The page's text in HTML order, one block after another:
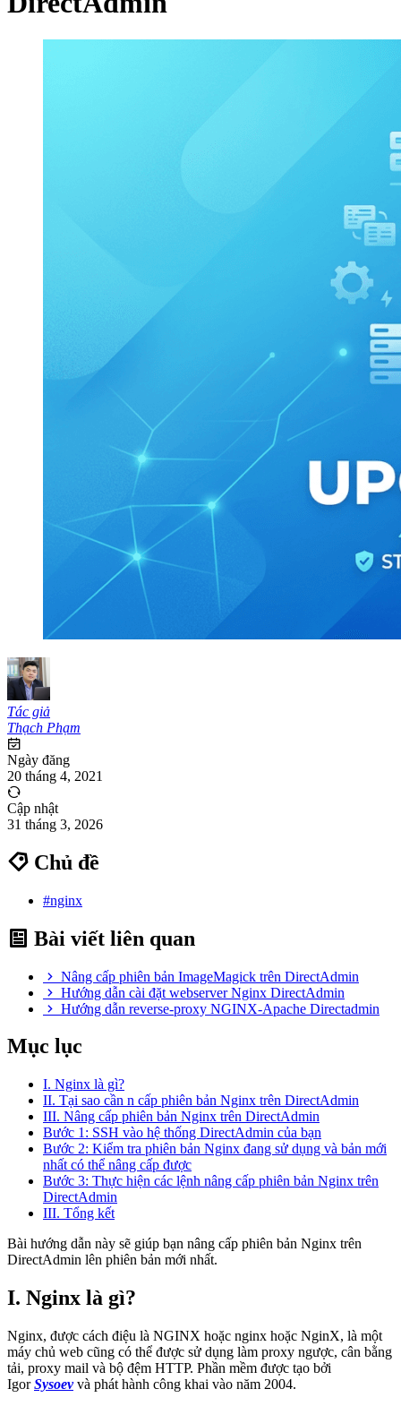
Tác giả
Thạch Phạm
Ngày đăng
20 tháng 4, 2021
Cập nhật
31 tháng 3, 2026
Chủ đề
#nginx
Bài viết liên quan
Nâng cấp phiên bản ImageMagick trên DirectAdmin
Hướng dẫn cài đặt webserver Nginx DirectAdmin
Hướng dẫn reverse-proxy NGINX-Apache Directadmin
Mục lục
I. Nginx là gì?
II. Tại sao cần n cấp phiên bản Nginx trên DirectAdmin
III. Nâng cấp phiên bản Nginx trên DirectAdmin
Bước 1: SSH vào hệ thống DirectAdmin của bạn
Bước 2: Kiểm tra phiên bản Nginx đang sử dụng và bản mới
nhất có thể nâng cấp được
Bước 3: Thực hiện các lệnh nâng cấp phiên bản Nginx trên
DirectAdmin
III. Tổng kết
Bài hướng dẫn này sẽ giúp bạn nâng cấp phiên bản Nginx trên
DirectAdmin lên phiên bản mới nhất.
I. Nginx là gì?
Nginx, được cách điệu là NGINX hoặc nginx hoặc NginX, là một
máy chủ web cũng có thể được sử dụng làm proxy ngược, cân bằng
tải, proxy mail và bộ đệm HTTP. Phần mềm được tạo bởi
IgorSysoevvà phát hành công khai vào năm 2004.